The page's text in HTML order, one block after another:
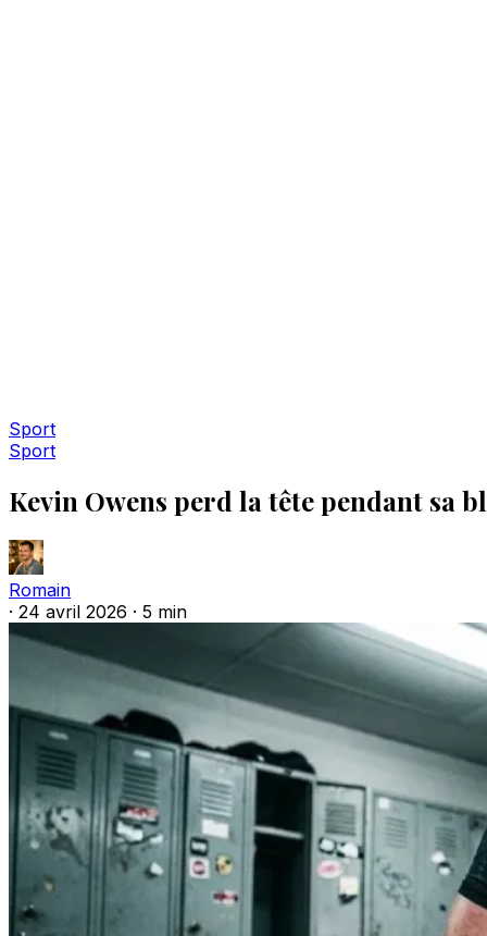
Sport
Sport
Kevin Owens perd la tête pendant sa
Romain
· 24 avril 2026 · 5 min